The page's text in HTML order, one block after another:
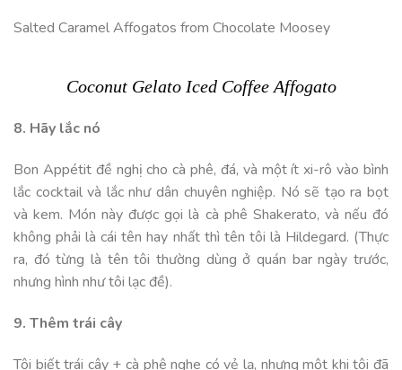
Salted Caramel Affogatos from Chocolate Moosey
Coconut Gelato Iced Coffee Affogato
8. Hãy lắc nó
Bon Appétit đề nghị cho cà phê, đá, và một ít xi-rô vào bình
lắc cocktail và lắc như dân chuyên nghiệp. Nó sẽ tạo ra bọt
và kem. Món này được gọi là cà phê Shakerato, và nếu đó
không phải là cái tên hay nhất thì tên tôi là Hildegard. (Thực
ra, đó từng là tên tôi thường dùng ở quán bar ngày trước,
nhưng hình như tôi lạc đề).
9. Thêm trái cây
Tôi biết trái cây + cà phê nghe có vẻ lạ, nhưng một khi tôi đã